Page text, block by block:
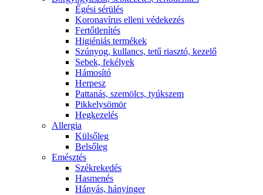
É́gési sérülés
Koronavírus elleni védekezés
Fertőtlenítés
Higiéniás termékek
Szúnyog, kullancs, tetű riasztó, kezelő
Sebek, fekélyek
Hámosító
Herpesz
Pattanás, szemölcs, tyúkszem
Pikkelysömör
Hegkezelés
Allergia
Külsőleg
Belsőleg
Emésztés
Székrekedés
Hasmenés
Hányás, hányinger